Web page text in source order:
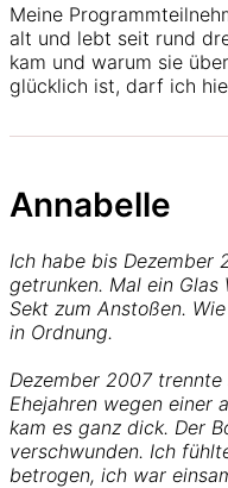
Meine
alt und lebt seit rund
kam und warum sie
glücklich ist, darf ich
Annabelle
Ich habe bis Dezember
getrunken. Mal ein Glas
Sekt zum Anstoßen.
in Ordnung.
Dezember 2007
Ehejahren wegen einer
kam es ganz dick. Der
verschwunden. Ich
betrogen, ich war